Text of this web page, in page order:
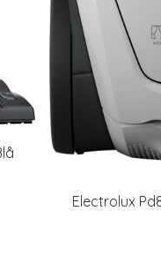
Electrolux